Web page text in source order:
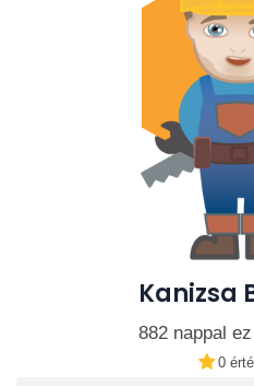
Kanizsa
882 nappal
0